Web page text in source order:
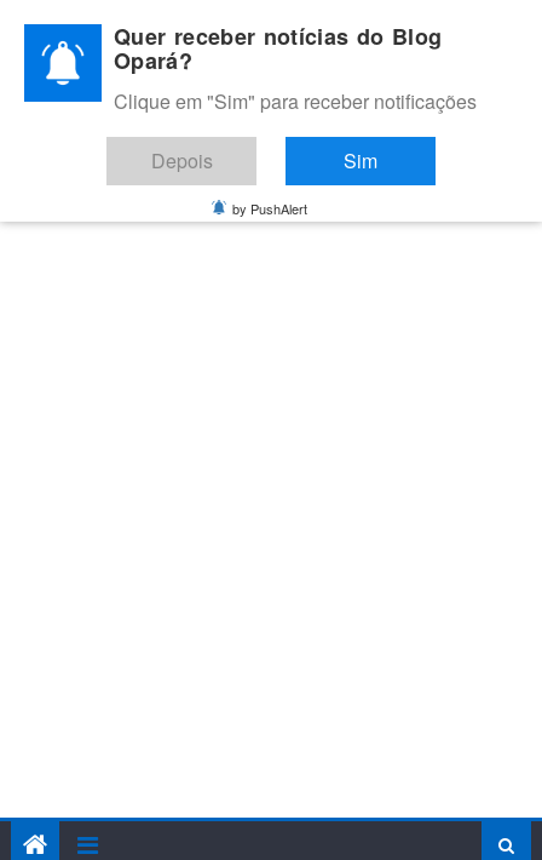
content
BLOG OPARÁ
Melhores notícias de Juazeiro, Petrolina e do Vale do São
Francisco
Quer receber notícias do Blog
Opará?
Clique em "Sim" para receber notificações
Depois Sim
by PushAlert